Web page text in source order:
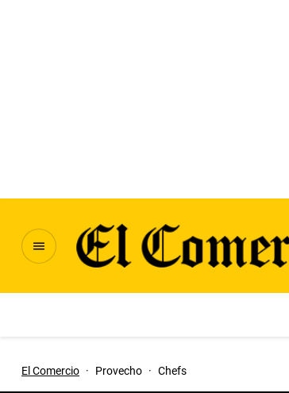
El Comercio · Provecho · Chefs